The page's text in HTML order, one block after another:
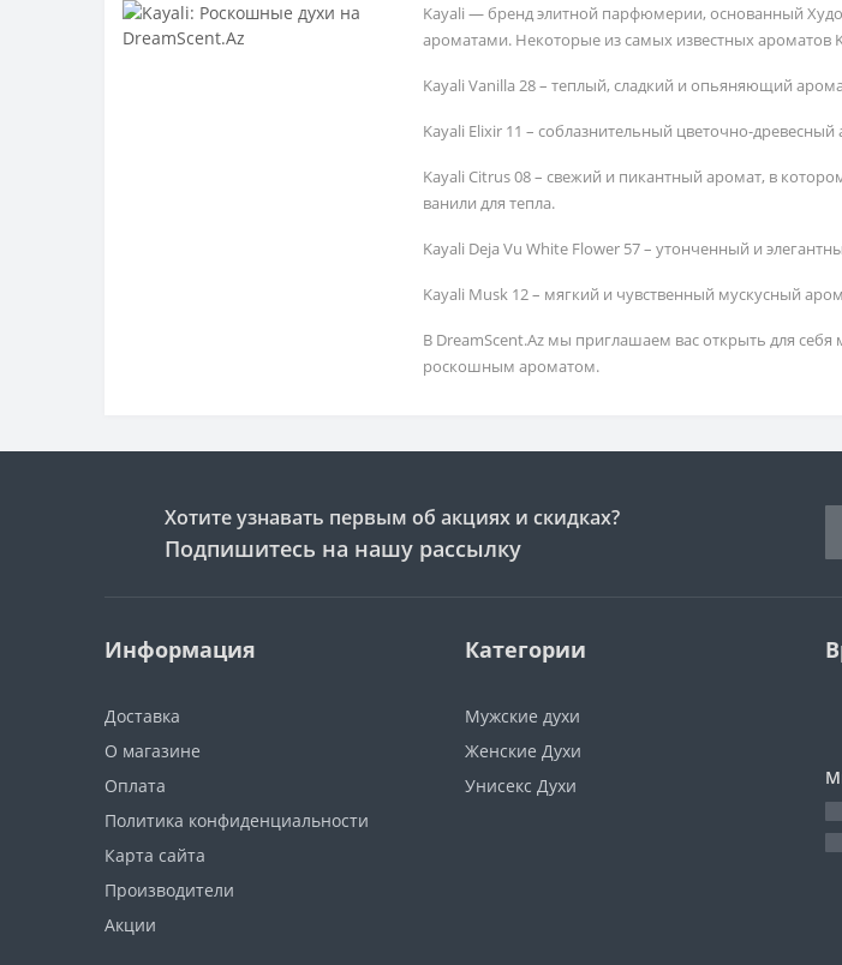
Kayali — бренд элитной парфюмерии, основанный
ароматами. Некоторые из самых известных ароматов
Kayali Vanilla 28 – теплый, сладкий и опьяняющий
Kayali Elixir 11 – соблазнительный цветочно-
Kayali Citrus 08 – свежий и пикантный аромат, в
ванили для тепла.
Kayali Deja Vu White Flower 57 – утонченный и
Kayali Musk 12 – мягкий и чувственный мускусный
В DreamScent.Az мы приглашаем вас открыть для
роскошным ароматом.
Хотите узнавать первым об акциях и скидках?
Подпишитесь на нашу рассылку
Информация
Доставка
О магазине
Оплата
Политика конфиденциальности
Карта сайта
Производители
Акции
Категории
Мужские духи
Женские Духи
Унисекс Духи